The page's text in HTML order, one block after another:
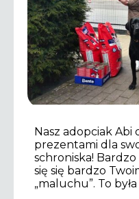
Nasz adopciak Abi
prezentami dla
schroniska!
się się bardzo
„maluchu”. To